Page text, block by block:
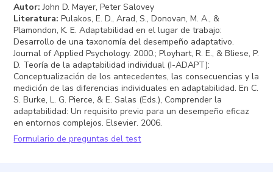
Autor: John D. Mayer, Peter Salovey
Literatura: Pulakos, E. D., Arad, S., Donovan, M. A., &
Plamondon, K. E. Adaptabilidad en el lugar de trabajo:
Desarrollo de una taxonomía del desempeño adaptativo.
Journal of Applied Psychology. 2000.; Ployhart, R. E., & Bliese, P.
D. Teoría de la adaptabilidad individual (I-ADAPT):
Conceptualización de los antecedentes, las consecuencias y la
medición de las diferencias individuales en adaptabilidad. En C.
S. Burke, L. G. Pierce, & E. Salas (Eds.), Comprender la
adaptabilidad: Un requisito previo para un desempeño eficaz
en entornos complejos. Elsevier. 2006.
Formulario de preguntas del test